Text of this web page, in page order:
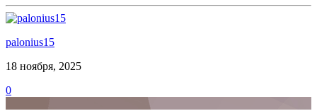
palonius15
18 ноября, 2025
0